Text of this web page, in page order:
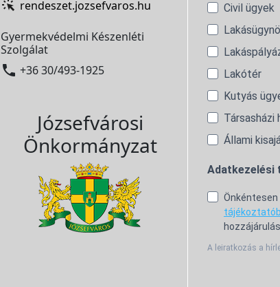
rendeszet.jozsefvaros.hu
Gyermekvédelmi Készenléti
Szolgálat
 +36 30/493-1925
Józsefvárosi
Önkormányzat
Civil ügyek
Lakótér
Kutyás
Társasházi
Állami
Adatkezelési
A leiratkozás a